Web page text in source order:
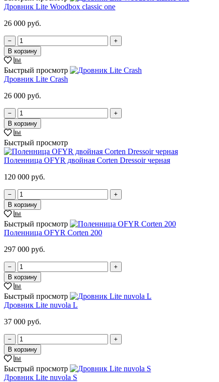
Дровник Lite Woodbox classic one
26 000 руб.
−
+
В корзину
Быстрый просмотр
Дровник Lite Crash
26 000 руб.
−
+
В корзину
Быстрый просмотр
Поленница OFYR двойная Corten Dressoir черная
120 000 руб.
−
+
В корзину
Быстрый просмотр
Поленница OFYR Corten 200
297 000 руб.
−
+
В корзину
Быстрый просмотр
Дровник Lite nuvola L
37 000 руб.
−
+
В корзину
Быстрый просмотр
Дровник Lite nuvola S